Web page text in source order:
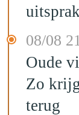
08/08
Oude
Zo
terug